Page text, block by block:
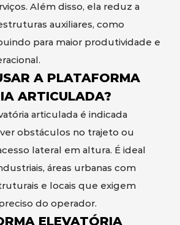
Além disso, ela reduz a
auxiliares, como
para maior produtividade e
A PLATAFORMA
ARTICULADA?
articulada é indicada
obstáculos no trajeto ou
lateral em altura. É ideal
áreas urbanas com
e locais que exigem
do operador.
ELEVATÓRIA